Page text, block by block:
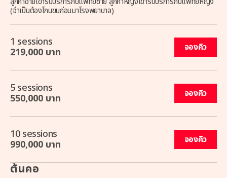
(จำเป็นต้องโกนขนก่อนมาโรงพยาบาล)
1 sessions
219,000 บาท จองคิว
5 sessions
550,000 บาท จองคิว
10 sessions
990,000 บาท จองคิว
ต้นคอ